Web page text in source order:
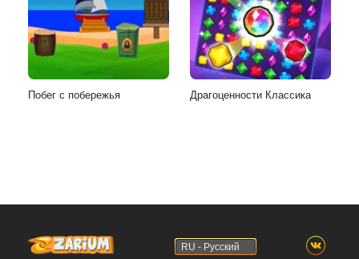
Побег с побережья Драгоценности Классика
RU - Русский